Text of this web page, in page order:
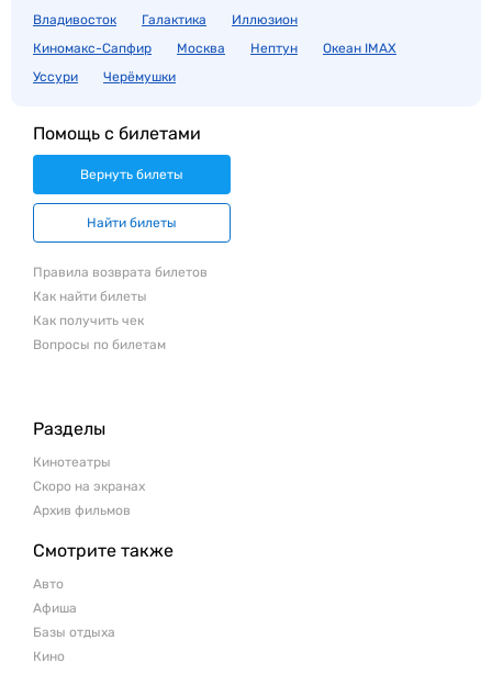
Владивосток Галактика
Иллюзион
Киномакс-Сапфир
Москва Нептун
Океан IMAX
Уссури
Черёмушки
Помощь с билетами
Вернуть билеты
Найти билеты
Правила возврата билетов
Как найти билеты
Как получить чек
Вопросы по билетам
Разделы
Кинотеатры
Скоро на экранах
Архив фильмов
Смотрите также
Авто
Афиша
Базы отдыха
Кино